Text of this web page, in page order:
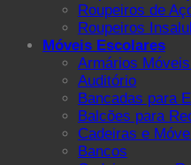
Roupeiros de
Roupeiros
Móveis Escolares
Armários
Auditório
Bancadas para
Balcões para
Cadeiras e
Bancos